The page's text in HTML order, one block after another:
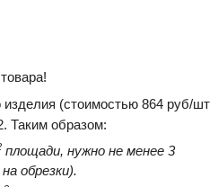
изделия (стоимостью 864 руб/шт
Таким образом:
площади, нужно не менее 3
обрезки).